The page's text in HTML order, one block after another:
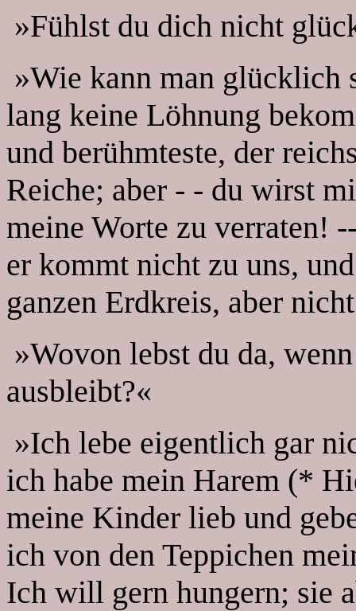
»Fühlst du dich nicht
»Wie kann man glücklich
lang keine Löhnung
und berühmteste, der
Reiche; aber - - du wirst
meine Worte zu verraten!
er kommt nicht zu uns,
ganzen Erdkreis, aber
»Wovon lebst du da,
ausbleibt?«
»Ich lebe eigentlich gar
ich habe mein Harem (*
meine Kinder lieb und
ich von den Teppichen
Ich will gern hungern; sie